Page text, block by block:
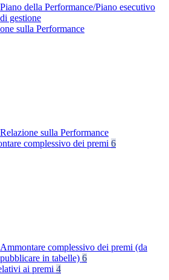
Piano della Performance/Piano esecutivo
di gestione
sulla Performance
Relazione sulla Performance
complessivo dei premi 6
Ammontare complessivo dei premi (da
pubblicare in tabelle) 6
ai premi 4